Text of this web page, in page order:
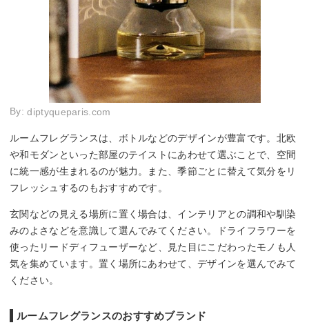
By:diptyqueparis.com
ルームフレグランスは、ボトルなどのデザインが豊富です。北欧
や和モダンといった部屋のテイストにあわせて選ぶことで、空間
に統一感が生まれるのが魅力。また、季節ごとに替えて気分をリ
フレッシュするのもおすすめです。
玄関などの見える場所に置く場合は、インテリアとの調和や馴染
みのよさなどを意識して選んでみてください。ドライフラワーを
使ったリードディフューザーなど、見た目にこだわったモノも人
気を集めています。置く場所にあわせて、デザインを選んでみて
ください。
ルームフレグランスのおすすめブランド